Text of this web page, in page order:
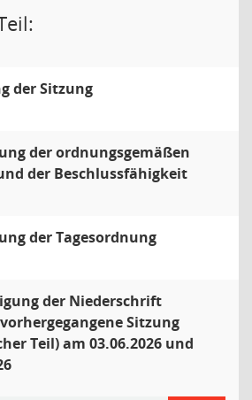
der Sitzung
der ordnungsgemäßen
der Beschlussfähigkeit
der Tagesordnung
der Niederschrift
Sitzung
Teil) am 03.06.2026 und